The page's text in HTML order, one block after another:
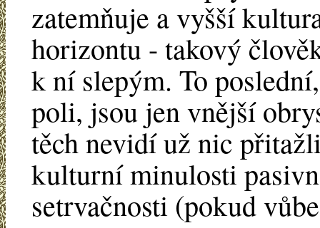
zatemňuje a vyšší
horizontu - takový
k ní slepým. To
poli, jsou jen vnější
těch nevidí už nic
kulturní minulosti
setrvačnosti (pokud